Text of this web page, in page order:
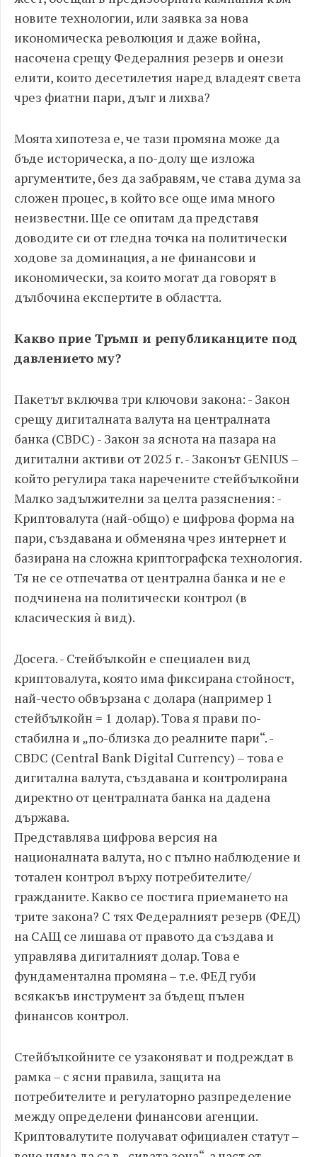
новите технологии, или заявка за нова
икономическа революция и даже война,
насочена срещу Федералния резерв и онези
елити, които десетилетия наред владеят света
чрез фиатни пари, дълг и лихва?
Моята хипотеза е, че тази промяна може да
бъде историческа, а по-долу ще изложа
аргументите, без да забравям, че става дума за
сложен процес, в който все още има много
неизвестни. Ще се опитам да представя
доводите си от гледна точка на политически
ходове за доминация, а не финансови и
икономически, за които могат да говорят в
дълбочина експертите в областта.
Какво прие Тръмп и републиканците под
давлението му?
Пакетът включва три ключови закона: - Закон
срещу дигиталната валута на централната
банка (CBDC) - Закон за яснота на пазара на
дигитални активи от 2025 г. - Законът GENIUS –
който регулира така наречените стейбълкойни
Малко задължителни за целта разяснения: -
Криптовалута (най-общо) е цифрова форма на
пари, създавана и обменяна чрез интернет и
базирана на сложна криптографска технология.
Тя не се отпечатва от централна банка и не е
подчинена на политически контрол (в
класическия ѝ вид).
Досега. - Стейбълкойн е специален вид
криптовалута, която има фиксирана стойност,
най-често обвързана с долара (например 1
стейбълкойн = 1 долар). Това я прави по-
стабилна и „по-близка до реалните пари“. -
CBDC (Central Bank Digital Currency) – това е
дигитална валута, създавана и контролирана
директно от централната банка на дадена
държава.
Представлява цифрова версия на
националната валута, но с пълно наблюдение и
тотален контрол върху потребителите/
гражданите. Какво се постига приемането на
трите закона? С тях Федералният резерв (ФЕД)
на САЩ се лишава от правото да създава и
управлява дигиталният долар. Това е
фундаментална промяна – т.е. ФЕД губи
всякакъв инструмент за бъдещ пълен
финансов контрол.
Стейбълкойните се узаконяват и подреждат в
рамка – с ясни правила, защита на
потребителите и регулаторно разпределение
между определени финансови агенции.
Криптовалутите получават официален статут –